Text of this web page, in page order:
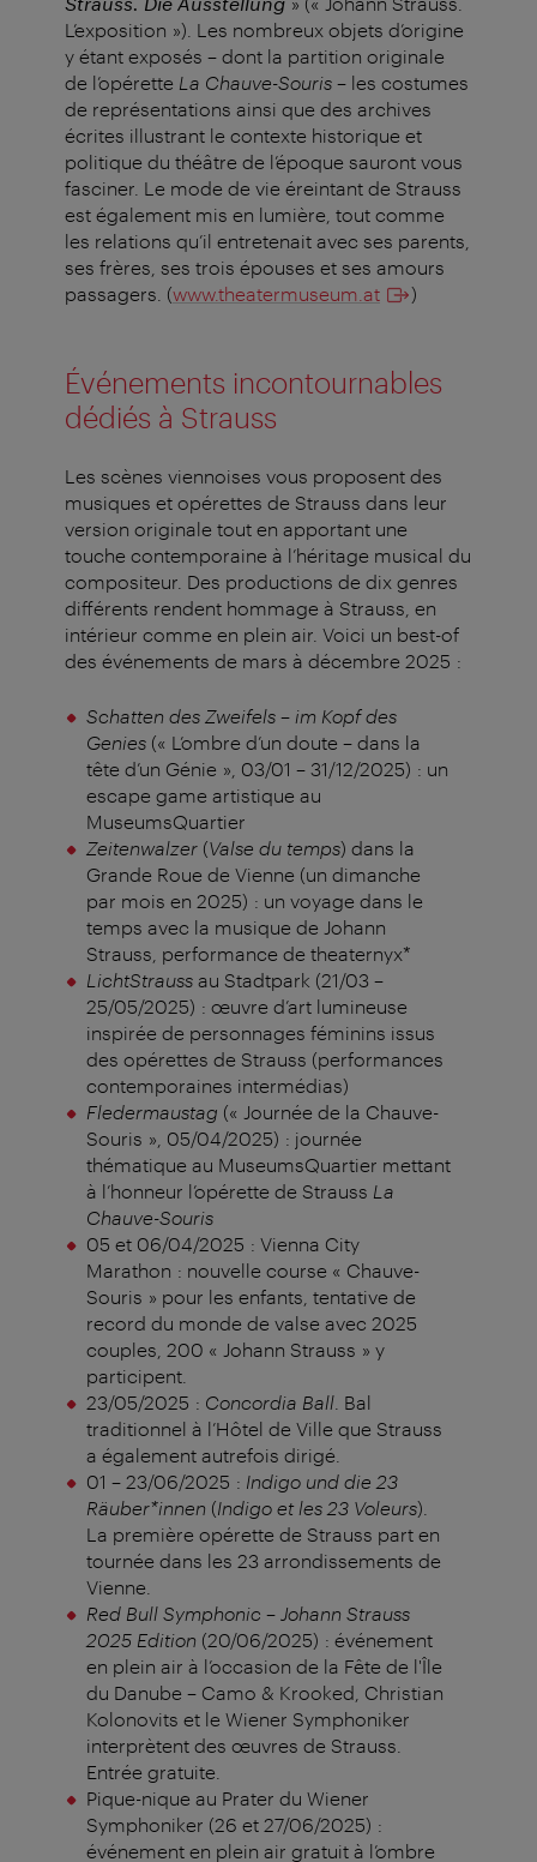
L’exposition »). Les nombreux objets d’origine
y étant exposés – dont la partition originale
de l’opérette La Chauve-Souris – les costumes
de représentations ainsi que des archives
écrites illustrant le contexte historique et
politique du théâtre de l’époque sauront vous
fasciner. Le mode de vie éreintant de Strauss
est également mis en lumière, tout comme
les relations qu’il entretenait avec ses parents,
ses frères, ses trois épouses et ses amours
passagers. (www.theatermuseum.at )
Événements incontournables
dédiés à Strauss
Les scènes viennoises vous proposent des
musiques et opérettes de Strauss dans leur
version originale tout en apportant une
touche contemporaine à l’héritage musical du
compositeur. Des productions de dix genres
différents rendent hommage à Strauss, en
intérieur comme en plein air. Voici un best-of
des événements de mars à décembre 2025 :
Schatten des Zweifels – im Kopf des
Genies(« L’ombre d’un doute – dans la
tête d’un Génie », 03/01 – 31/12/2025) : un
escape game artistique au
MuseumsQuartier
Zeitenwalzer(Valse du temps) dans la
Grande Roue de Vienne (un dimanche
par mois en 2025) : un voyage dans le
temps avec la musique de Johann
Strauss, performance de theaternyx*
LichtStraussau Stadtpark (21/03 –
25/05/2025) : œuvre d’art lumineuse
inspirée de personnages féminins issus
des opérettes de Strauss (performances
contemporaines intermédias)
Fledermaustag (« Journée de la Chauve-
Souris », 05/04/2025) : journée
thématique au MuseumsQuartier mettant
à l’honneur l’opérette de Strauss La
Chauve-Souris
05 et 06/04/2025 : Vienna City
Marathon : nouvelle course « Chauve-
Souris » pour les enfants, tentative de
record du monde de valse avec 2025
couples, 200 « Johann Strauss » y
participent.
23/05/2025 : Concordia Ball. Bal
traditionnel à l’Hôtel de Ville que Strauss
a également autrefois dirigé.
01 – 23/06/2025 : Indigo und die 23
Räuber*innen (Indigo et les 23 Voleurs).
La première opérette de Strauss part en
tournée dans les 23 arrondissements de
Vienne.
Red Bull Symphonic – Johann Strauss
2025 Edition (20/06/2025) : événement
en plein air à l’occasion de la Fête de l'Île
du Danube – Camo & Krooked, Christian
Kolonovits et le Wiener Symphoniker
interprètent des œuvres de Strauss.
Entrée gratuite.
Pique-nique au Prater du Wiener
Symphoniker (26 et 27/06/2025) :
événement en plein air gratuit à l’ombre